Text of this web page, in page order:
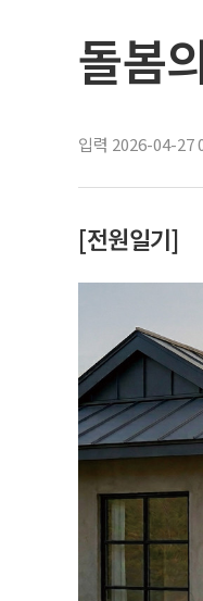
돌봄
입력 2026-04-27
[전원일기]